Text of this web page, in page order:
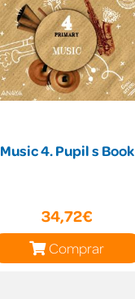
Music 4. Pupil s Book
34,72€
Comprar